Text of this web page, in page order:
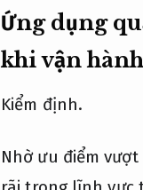
Ứng dụng
khi vận
Kiểm định.
Nhờ ưu điểm